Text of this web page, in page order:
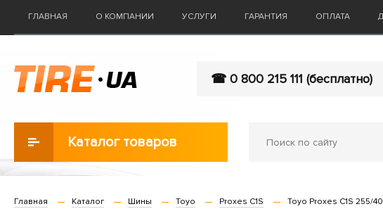
ГЛАВНАЯ О КОМПАНИИ УСЛУГИ ГАРАНТИЯ ОПЛАТА
☎ 0 800 215 111 (бесплатно)
Каталог товаров
Главная Каталог Шины Toyo Proxes C1S Toyo Proxes C1S 255/